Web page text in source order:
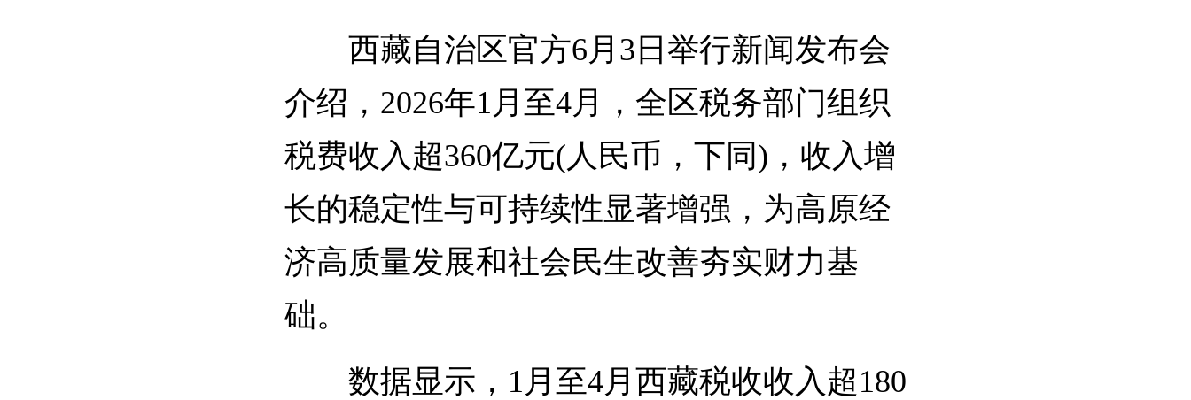
西藏自治区官方6月3日举行新闻发布会
介绍，2026年1月至4月，全区税务部门组织
税费收入超360亿元(人民币，下同)，收入增
长的稳定性与可持续性显著增强，为高原经
济高质量发展和社会民生改善夯实财力基
础。
数据显示，1月至4月西藏税收收入超180